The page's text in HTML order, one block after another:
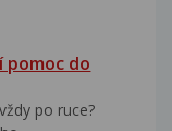
pomoc do
po ruce?